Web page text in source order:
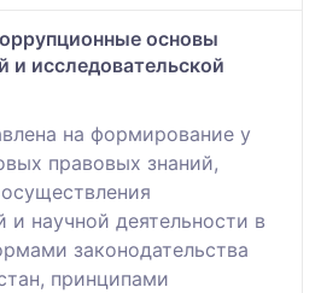
основы
и исследовательской
на формирование у
правовых знаний,
и научной деятельности в
законодательства
принципами